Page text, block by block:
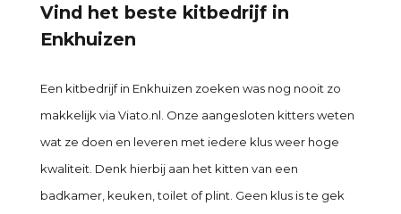
Vind het beste kitbedrijf in
Enkhuizen
Een kitbedrijf in Enkhuizen zoeken was nog nooit zo
makkelijk via Viato.nl. Onze aangesloten kitters weten
wat ze doen en leveren met iedere klus weer hoge
kwaliteit. Denk hierbij aan het kitten van een
badkamer, keuken, toilet of plint. Geen klus is te gek